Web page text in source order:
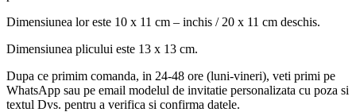
Dimensiunea lor este 10 x 11 cm – inchis / 20 x 11 cm deschis.
Dimensiunea plicului este 13 x 13 cm.
Dupa ce primim comanda, in 24-48 ore (luni-vineri), veti primi pe
WhatsApp sau pe email modelul de invitatie personalizata cu poza si
textul Dvs. pentru a verifica si confirma datele.